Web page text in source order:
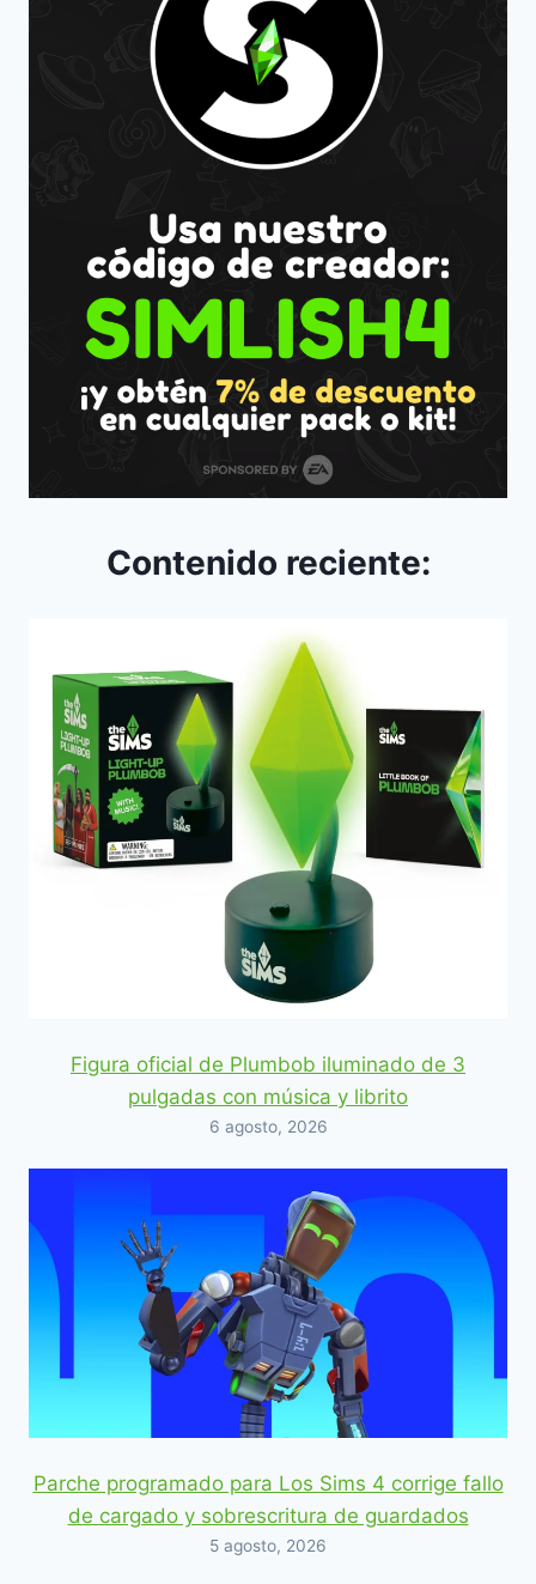
Contenido reciente:
Figura oficial de Plumbob iluminado de 3
pulgadas con música y librito
6 agosto, 2026
Parche programado para Los Sims 4 corrige fallo
de cargado y sobrescritura de guardados
5 agosto, 2026